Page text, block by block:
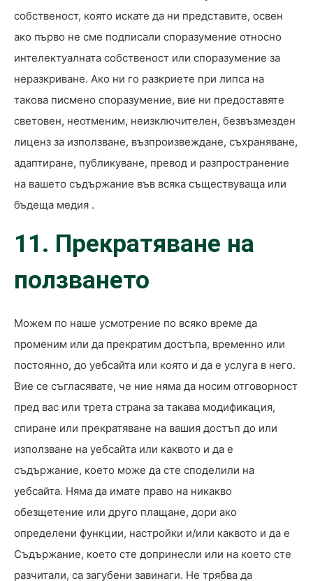
собственост, която искате да ни представите, освен
ако първо не сме подписали споразумение относно
интелектуалната собственост или споразумение за
неразкриване. Ако ни го разкриете при липса на
такова писмено споразумение, вие ни предоставяте
световен, неотменим, неизключителен, безвъзмезден
лиценз за използване, възпроизвеждане, съхраняване,
адаптиране, публикуване, превод и разпространение
на вашето съдържание във всяка съществуваща или
бъдеща медия .
11. Прекратяване на
ползването
Можем по наше усмотрение по всяко време да
променим или да прекратим достъпа, временно или
постоянно, до уебсайта или която и да е услуга в него.
Вие се съгласявате, че ние няма да носим отговорност
пред вас или трета страна за такава модификация,
спиране или прекратяване на вашия достъп до или
използване на уебсайта или каквото и да е
съдържание, което може да сте споделили на
уебсайта. Няма да имате право на никакво
обезщетение или друго плащане, дори ако
определени функции, настройки и/или каквото и да е
Съдържание, което сте допринесли или на което сте
разчитали, са загубени завинаги. Не трябва да